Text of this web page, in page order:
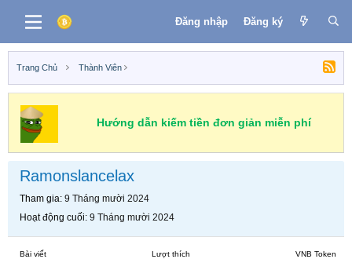
Đăng nhập Đăng ký
Trang Chủ Thành Viên
Hướng dẫn kiếm tiền đơn giản miễn phí
Ramonslancelax
Tham gia 9 Tháng mười 2024
Hoạt động cuối 9 Tháng mười 2024
Bài viết Lượt thích VNB Token